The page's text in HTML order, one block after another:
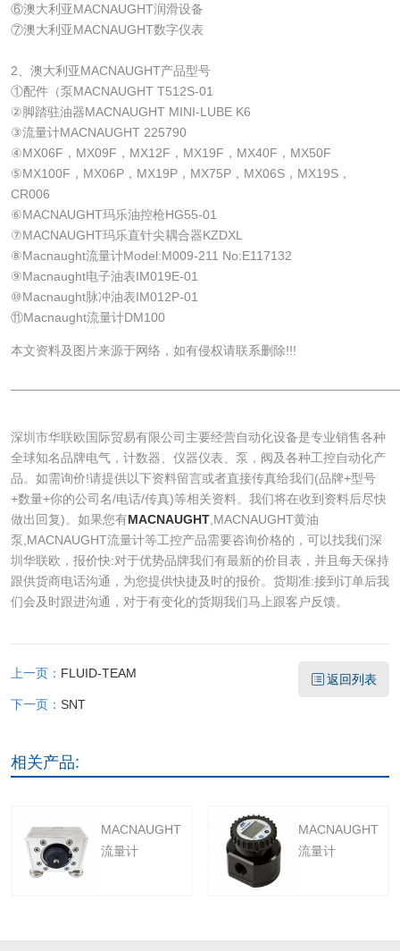
⑥澳大利亚MACNAUGHT润滑设备
⑦澳大利亚MACNAUGHT数字仪表
2、澳大利亚MACNAUGHT产品型号
①配件（泵MACNAUGHT T512S-01
②脚踏驻油器MACNAUGHT MINI-LUBE K6
③流量计MACNAUGHT 225790
④MX06F，MX09F，MX12F，MX19F，MX40F，MX50F
⑤MX100F，MX06P，MX19P，MX75P，MX06S，MX19S，
CR006
⑥MACNAUGHT玛乐油控枪HG55-01
⑦MACNAUGHT玛乐直针尖耦合器KZDXL
⑧Macnaught流量计Model:M009-211 No:E117132
⑨Macnaught电子油表IM019E-01
⑩Macnaught脉冲油表IM012P-01
⑪Macnaught流量计DM100
本文资料及图片来源于网络，如有侵权请联系删除!!!
深圳市华联欧国际贸易有限公司主要经营自动化设备是专业销售各种
全球知名品牌电气，计数器、仪器仪表、泵，阀及各种工控自动化产
品。如需询价!请提供以下资料留言或者直接传真给我们(品牌+型号
+数量+你的公司名/电话/传真)等相关资料。我们将在收到资料后尽快
做出回复)。如果您有MACNAUGHT,MACNAUGHT黄油
泵,MACNAUGHT流量计等工控产品需要咨询价格的，可以找我们深
圳华联欧，报价快:对于优势品牌我们有最新的价目表，并且每天保持
跟供货商电话沟通，为您提供快捷及时的报价。货期准:接到订单后我
们会及时跟进沟通，对于有变化的货期我们马上跟客户反馈。
上一页： FLUID-TEAM
下一页： SNT
返回列表
相关产品:
MACNAUGHT
流量计
MACNAUGHT
流量计